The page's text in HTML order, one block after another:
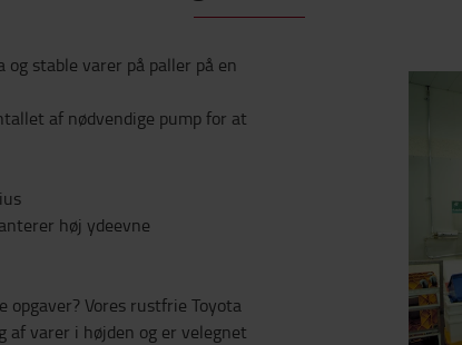
stable varer på paller på en
af nødvendige pump for at
høj ydeevne
Vores rustfrie Toyota
varer i højden og er velegnet